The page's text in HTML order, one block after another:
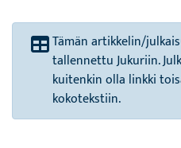
Tämän artikkelin/
tallennettu Jukuriin.
kuitenkin olla linkki
kokotekstiin.